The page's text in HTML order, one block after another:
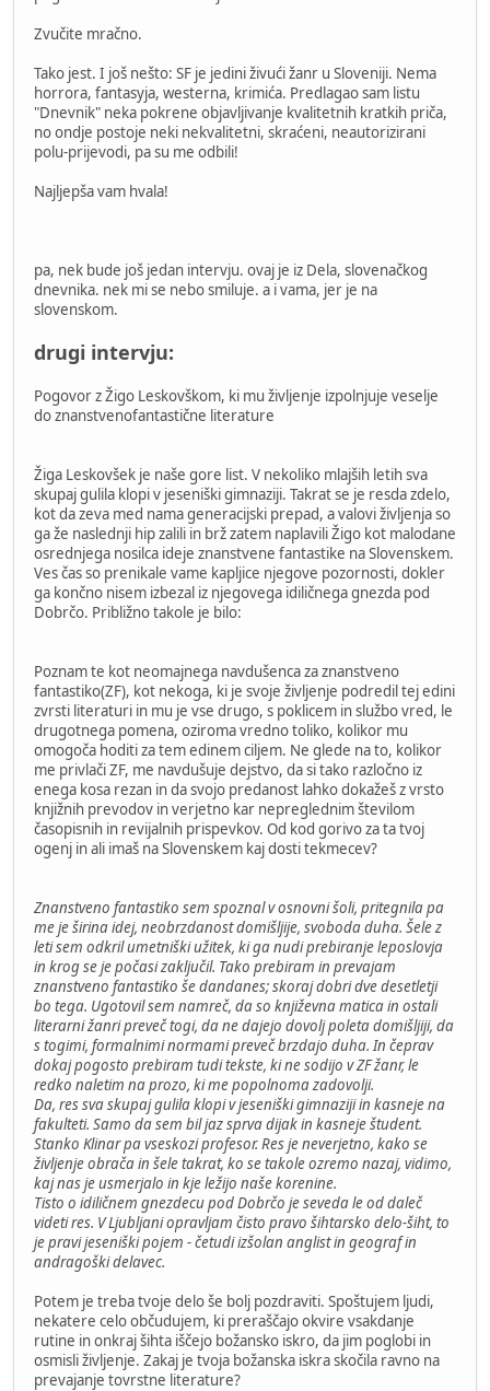
Zvučite mračno.
Tako jest. I još nešto: SF je jedini živući žanr u Sloveniji. Nema
horrora, fantasyja, westerna, krimića. Predlagao sam listu
"Dnevnik" neka pokrene objavljivanje kvalitetnih kratkih priča,
no ondje postoje neki nekvalitetni, skraćeni, neautorizirani
polu-prijevodi, pa su me odbili!
Najljepša vam hvala!
pa, nek bude još jedan intervju. ovaj je iz Dela, slovenačkog
dnevnika. nek mi se nebo smiluje. a i vama, jer je na
slovenskom.
drugi intervju:
Pogovor z Žigo Leskovškom, ki mu življenje izpolnjuje veselje
do znanstvenofantastične literature
Žiga Leskovšek je naše gore list. V nekoliko mlajših letih sva
skupaj gulila klopi v jeseniški gimnaziji. Takrat se je resda zdelo,
kot da zeva med nama generacijski prepad, a valovi življenja so
ga že naslednji hip zalili in brž zatem naplavili Žigo kot malodane
osrednjega nosilca ideje znanstvene fantastike na Slovenskem.
Ves čas so prenikale vame kapljice njegove pozornosti, dokler
ga končno nisem izbezal iz njegovega idiličnega gnezda pod
Dobrčo. Približno takole je bilo:
Poznam te kot neomajnega navdušenca za znanstveno
fantastiko(ZF), kot nekoga, ki je svoje življenje podredil tej edini
zvrsti literaturi in mu je vse drugo, s poklicem in službo vred, le
drugotnega pomena, oziroma vredno toliko, kolikor mu
omogoča hoditi za tem edinem ciljem. Ne glede na to, kolikor
me privlači ZF, me navdušuje dejstvo, da si tako razločno iz
enega kosa rezan in da svojo predanost lahko dokažeš z vrsto
knjižnih prevodov in verjetno kar nepreglednim številom
časopisnih in revijalnih prispevkov. Od kod gorivo za ta tvoj
ogenj in ali imaš na Slovenskem kaj dosti tekmecev?
Znanstveno fantastiko sem spoznal v osnovni šoli, pritegnila pa
me je širina idej, neobrzdanost domišljije, svoboda duha. Šele z
leti sem odkril umetniški užitek, ki ga nudi prebiranje leposlovja
in krog se je počasi zaključil. Tako prebiram in prevajam
znanstveno fantastiko še dandanes; skoraj dobri dve desetletji
bo tega. Ugotovil sem namreč, da so književna matica in ostali
literarni žanri preveč togi, da ne dajejo dovolj poleta domišljiji, da
s togimi, formalnimi normami preveč brzdajo duha. In čeprav
dokaj pogosto prebiram tudi tekste, ki ne sodijo v ZF žanr, le
redko naletim na prozo, ki me popolnoma zadovolji.
Da, res sva skupaj gulila klopi v jeseniški gimnaziji in kasneje na
fakulteti. Samo da sem bil jaz sprva dijak in kasneje študent.
Stanko Klinar pa vseskozi profesor. Res je neverjetno, kako se
življenje obrača in šele takrat, ko se takole ozremo nazaj, vidimo,
kaj nas je usmerjalo in kje ležijo naše korenine.
Tisto o idiličnem gnezdecu pod Dobrčo je seveda le od daleč
videti res. V Ljubljani opravljam čisto pravo šihtarsko delo-šiht, to
je pravi jeseniški pojem - četudi izšolan anglist in geograf in
andragoški delavec.
Potem je treba tvoje delo še bolj pozdraviti. Spoštujem ljudi,
nekatere celo občudujem, ki preraščajo okvire vsakdanje
rutine in onkraj šihta iščejo božansko iskro, da jim poglobi in
osmisli življenje. Zakaj je tvoja božanska iskra skočila ravno na
prevajanje tovrstne literature?